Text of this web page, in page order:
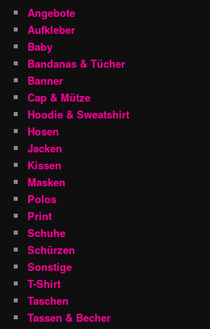
Angebote
Aufkleber
Baby
Bandanas & Tücher
Banner
Cap & Mütze
Hoodie & Sweatshirt
Hosen
Jacken
Kissen
Masken
Polos
Print
Schuhe
Schürzen
Sonstige
T-Shirt
Taschen
Tassen & Becher